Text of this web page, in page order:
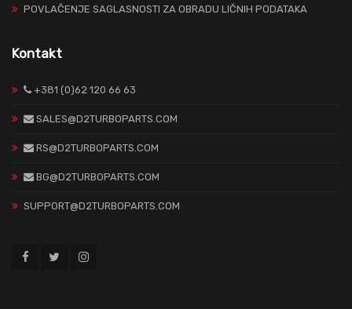
POVLAČENJE SAGLASNOSTI ZA OBRADU LIČNIH PODATAKA
Kontakt
+381 (0)62 120 66 63
SALES@D2TURBOPARTS.COM
RS@D2TURBOPARTS.COM
BG@D2TURBOPARTS.COM
SUPPORT@D2TURBOPARTS.COM